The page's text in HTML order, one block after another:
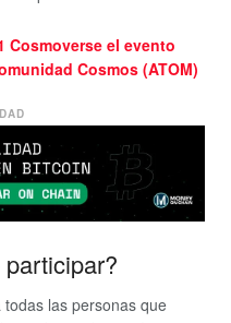
Cosmoverse el evento
Cosmos (ATOM)
las personas que